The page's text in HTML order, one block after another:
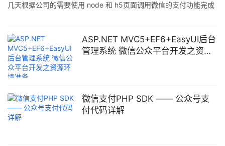
几天根据公司的需要使用 node 和 h5页面调用微信的支付功能完成
请求CODE 请求 code 的目的就是获取用户的 openid(用户相对于当
前公众号的唯一标识) 和access_token,请求的
API:https://open.weixin.qq.com/connect/oauth2/a
ASP.NET MVC5+EF6+EasyUI后台
管理系统 微信公众平台开发之资源
微信支付PHP SDK —— 公众号支
付代码详解